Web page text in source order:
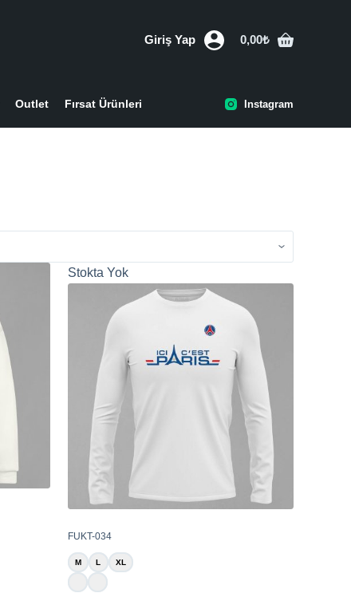
Giriş Yap
Shopping
0,00₺
Outlet Fırsat Ürünleri Instagram
Stokta Yok
FUKT-034
M L XL